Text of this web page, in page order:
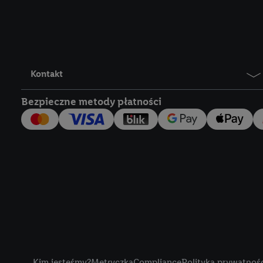
Kontakt
Bezpieczne metody płatności
Lidl Plus, możemy
wymienionych
następnie
użytkownika w
my i jeden z innych
Użytkownik upoważnia
usługach Lidl. Utiq
tak, Utiq udostępni
numeru
wykorzystany do
szczególności
obsługiwanych przez
korzystanie z
lub